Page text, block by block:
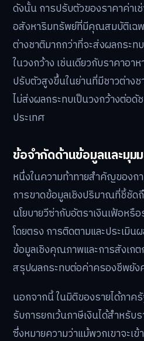
ดังนั้น การปรับตัวของราคาค่าเ
อสังหาริมทรัพย์ที่มีคุณสมบัติเฉพ
ต่างชาติมากกว่าที่จะส่งผลกระท
ในวงกว้าง เช่นเดียวกับราคาอา
ปรับตัวสูงขึ้นในย่านที่มีชาวต่าง
ไม่ส่งผลกระทบเป็นวงกว้างต่อ
ประเทศ
ข้อจำกัดด้านข้อมูลและมุม
หนึ่งในความท้าทายสำคัญของก
การขาดข้อมูลเชิงปริมาณที่ชี้ชัดถึ
นโยบายวีซ่ากับอัตราเงินเฟ้อหรื
โดยตรง การติดตามและประเมิ
ข้อมูลเชิงคุณภาพและการสังเก
สรุปผลกระทบต่อค่าครองชีพยัง
นอกจากนี้ ในมิติของรายได้ภาค
รับการยกเว้นภาษีเงินได้สำหรับ
ซึ่งหมายความว่าแม้พวกเขาจะเข้